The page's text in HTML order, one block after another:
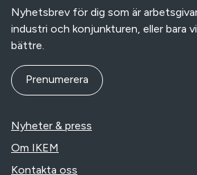
Nyhetsbrev för dig som är
industri och konjunkturen, eller bara
bättre.
Prenumerera
Nyheter & press
Om IKEM
Kontakta oss